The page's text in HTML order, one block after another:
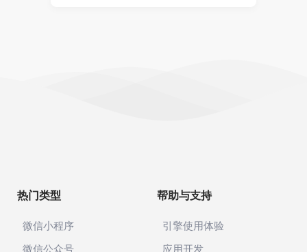
微信公众号
UniApp
官网
应用开发
经验分享
文档教程